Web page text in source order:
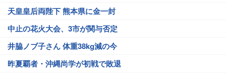
天皇皇后両陛下 熊本県に金一封
中止の花火大会、3市が関与否定
井脇ノブ子さん 体重38kg減の今
昨夏覇者・沖縄尚学が初戦で敗退